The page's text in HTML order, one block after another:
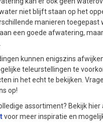
niet blijft staan op het
manieren toegepast
een goede afwatering,
kunnen enigszins
teleurstellingen te
in het echt te bekijken.
op!
assortiment? Bekijk hier
voor meer inspiratie en